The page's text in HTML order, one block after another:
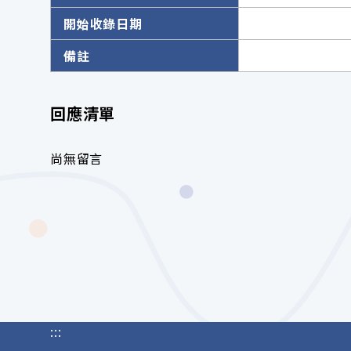
開始收錄日期
備註
回應清單
尚無留言
:::